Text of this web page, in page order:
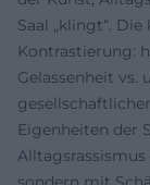
Saal „klingt“.
Kontrastierung:
Gelassenheit vs.
Eigenheiten der